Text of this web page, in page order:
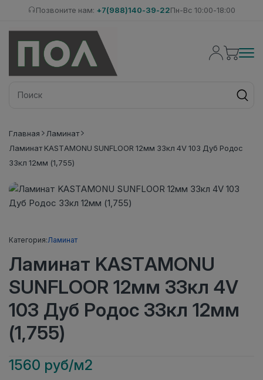
Позвоните нам: +7(988)140-39-22Пн-Вс 10:00-18:00
Главная
Ламинат
Ламинат KASTAMONU SUNFLOOR 12мм 33кл 4V 103 Дуб Родос
33кл 12мм (1,755)
Категория:Ламинат
Ламинат KASTAMONU
SUNFLOOR 12мм 33кл 4V
103 Дуб Родос 33кл 12мм
(1,755)
1560 руб/м2